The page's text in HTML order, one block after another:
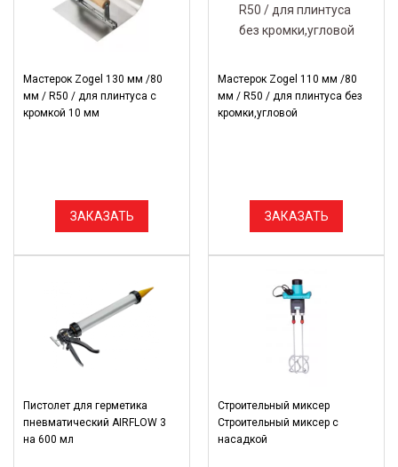
Мастерок Zogel 130 мм /80
мм / R50 / для плинтуса с
кромкой 10 мм
ЗАКАЗАТЬ
Мастерок Zogel 110 мм /80
мм / R50 / для плинтуса без
кромки,угловой
ЗАКАЗАТЬ
Пистолет для герметика
пневматический AIRFLOW 3
на 600 мл
Строительный миксер
Строительный миксер с
насадкой